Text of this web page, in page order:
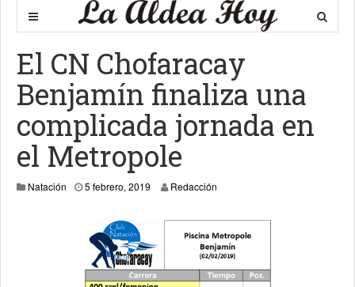
El CN Chofaracay
Benjamín finaliza una
complicada jornada en
el Metropole
Natación 5 febrero, 2019 5 febrero, 2019
Redacción